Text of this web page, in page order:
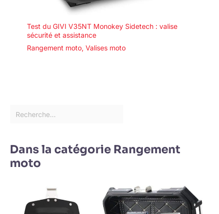
Test du GIVI V35NT Monokey Sidetech : valise
sécurité et assistance
Rangement moto, Valises moto
Dans la catégorie Rangement
moto